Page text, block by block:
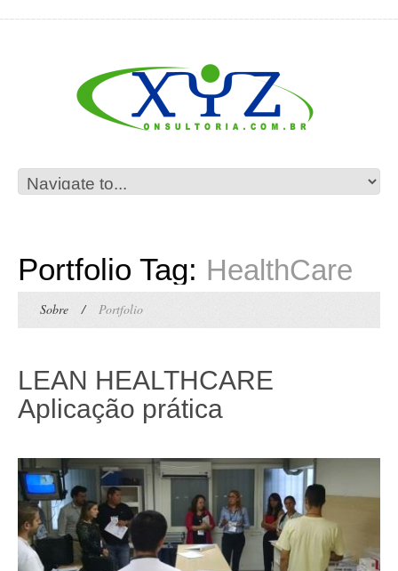
Portfolio Tag: HealthCare
Sobre / Portfolio
LEAN HEALTHCARE
Aplicação prática